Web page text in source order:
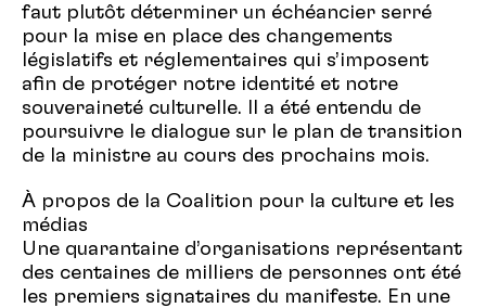
faut plutôt déterminer un échéancier serré
pour la mise en place des changements
législatifs et réglementaires qui s’imposent
afin de protéger notre identité et notre
souveraineté culturelle. Il a été entendu de
poursuivre le dialogue sur le plan de transition
de la ministre au cours des prochains mois.
À propos de la Coalition pour la culture et les
médias
Une quarantaine d’organisations représentant
des centaines de milliers de personnes ont été
les premiers signataires du manifeste. En une